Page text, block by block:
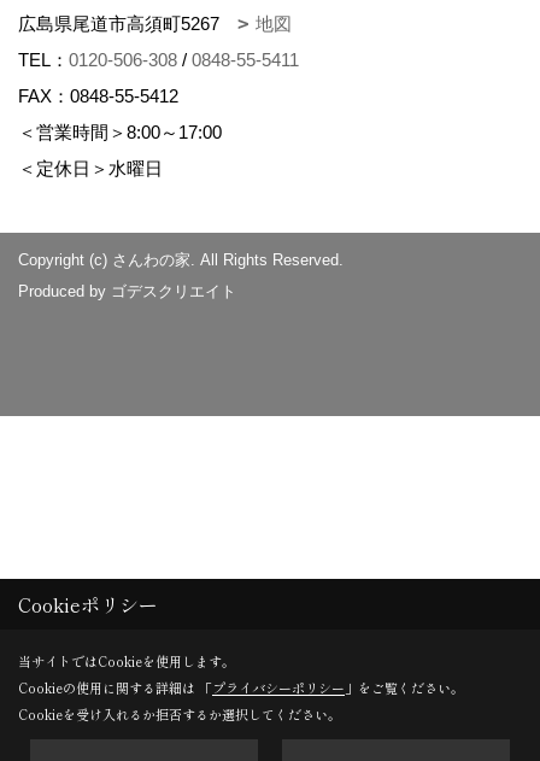
広島県尾道市高須町5267
地図
TEL： 0120-506-308 / 0848-55-5411
FAX：0848-55-5412
＜営業時間＞8:00～17:00
＜定休日＞水曜日
Copyright (c) さんわの家. All Rights Reserved.
Produced by ゴデスクリエイト
Cookieポリシー
当サイトではCookieを使用します。
Cookieの使用に関する詳細は 「プライバシーポリシー 」をご覧ください。
Cookieを受け入れるか拒否するか選択してください。